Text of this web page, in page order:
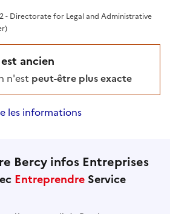
- Directorate for Legal and Administrative
ancien
n'est peut-être plus exacte
les informations
Bercy infos Entreprises
Entreprendre Service